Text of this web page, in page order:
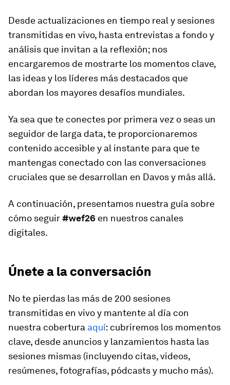
Desde actualizaciones en tiempo real y sesiones
transmitidas en vivo, hasta entrevistas a fondo y
análisis que invitan a la reflexión; nos
encargaremos de mostrarte los momentos clave,
las ideas y los líderes más destacados que
abordan los mayores desafíos mundiales.
Ya sea que te conectes por primera vez o seas un
seguidor de larga data, te proporcionaremos
contenido accesible y al instante para que te
mantengas conectado con las conversaciones
cruciales que se desarrollan en Davos y más allá.
A continuación, presentamos nuestra guía sobre
cómo seguir#wef26 en nuestros canales
digitales.
Únete a la conversación
No te pierdas las más de 200 sesiones
transmitidas en vivo y mantente al día con
nuestra cobertura aquí: cubriremos los momentos
clave, desde anuncios y lanzamientos hasta las
sesiones mismas (incluyendo citas, videos,
resúmenes, fotografías, pódcasts y mucho más).